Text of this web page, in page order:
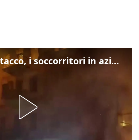
Odessa sotto attacco, i soccorritori in azione